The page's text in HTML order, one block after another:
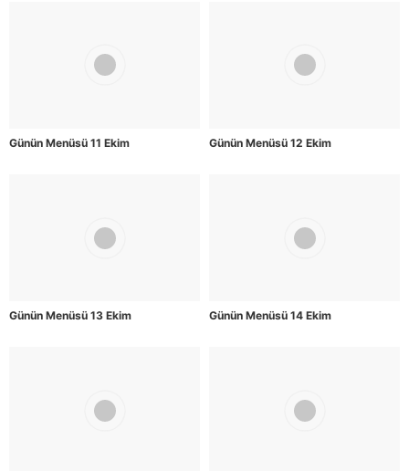
Günün Menüsü 11 Ekim Günün Menüsü 12 Ekim
Günün Menüsü 13 Ekim Günün Menüsü 14 Ekim